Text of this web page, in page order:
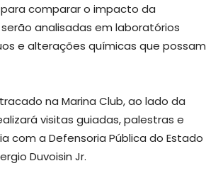
comparar o impacto da
analisadas em laboratórios
e alterações químicas que possam
na Marina Club, ao lado da
visitas guiadas, palestras e
com a Defensoria Pública do Estado
Duvoisin Jr.